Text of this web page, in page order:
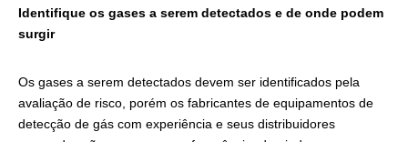
Identifique os gases a serem detectados e de onde podem
surgir
Os gases a serem detectados devem ser identificados pela
avaliação de risco, porém os fabricantes de equipamentos de
detecção de gás com experiência e seus distribuidores